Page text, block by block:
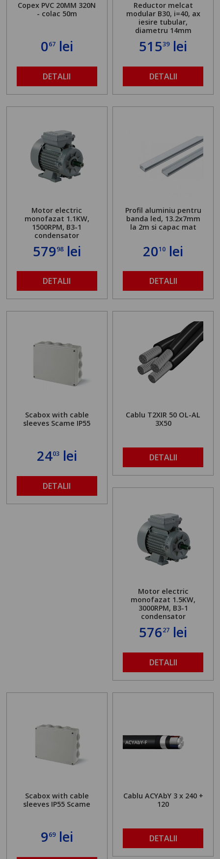
Copex PVC 20MM 320N
- colac 50m
067lei
DETALII
Reductor melcat
modular B30, i=40, ax
iesire tubular,
diametru 14mm
51539lei
DETALII
Motor electric
monofazat 1.1KW,
1500RPM, B3-1
condensator
57998lei
DETALII
Profil aluminiu pentru
banda led, 13.2x7mm
la 2m si capac mat
2010 lei
DETALII
Scabox with cable
sleeves Scame IP55
2403lei
DETALII
Cablu T2XIR 50 OL-AL
3X50
DETALII
Motor electric
monofazat 1.5KW,
3000RPM, B3-1
condensator
57627 lei
DETALII
Scabox with cable
sleeves IP55 Scame
969lei
Cablu ACYAbY 3 x 240 +
120
DETALII